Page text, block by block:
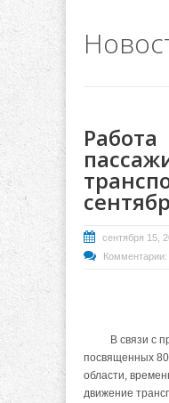
Работа
сентября 15,
Комментарии:
В связи с
посвященных
области,
движение